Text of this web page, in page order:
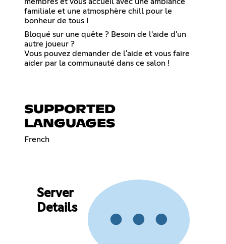
familiale et une atmosphère chill pour le
bonheur de tous !
Bloqué sur une quête ? Besoin de l'aide d'un
autre joueur ?
Vous pouvez demander de l'aide et vous faire
aider par la communauté dans ce salon !
SUPPORTED
LANGUAGES
French
Server
Details